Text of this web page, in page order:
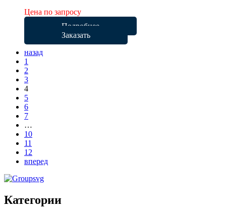
Цена по запросу
Подробнее
Заказать
назад
1
2
3
4
5
6
7
…
10
11
12
вперед
Категории